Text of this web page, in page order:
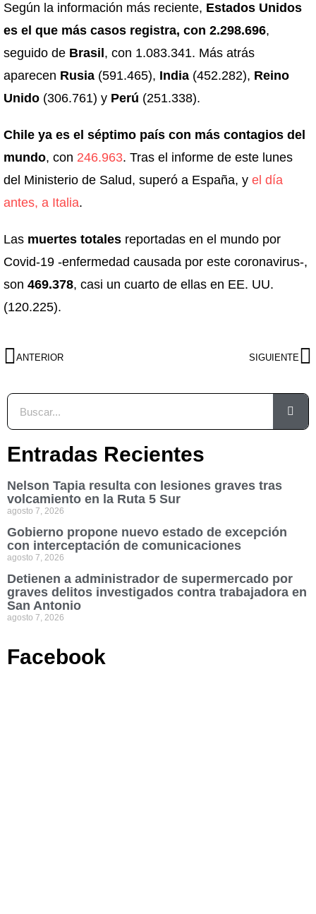
Según la información más reciente, Estados Unidos
es el que más casos registra, con 2.298.696,
seguido de Brasil , con 1.083.341. Más atrás
aparecen Rusia (591.465), India (452.282), Reino
Unido (306.761) y Perú (251.338).
Chile ya es el séptimo país con más contagios del
mundo, con 246.963. Tras el informe de este lunes
del Ministerio de Salud, superó a España, y el día
antes, a Italia.
Las muertes totales reportadas en el mundo por
Covid-19 -enfermedad causada por este coronavirus-,
son 469.378, casi un cuarto de ellas en EE. UU.
(120.225).
ANTERIOR SIGUIENTE
Entradas Recientes
Nelson Tapia resulta con lesiones graves tras
volcamiento en la Ruta 5 Sur
agosto 7, 2026
Gobierno propone nuevo estado de excepción
con interceptación de comunicaciones
agosto 7, 2026
Detienen a administrador de supermercado por
graves delitos investigados contra trabajadora en
San Antonio
agosto 7, 2026
Facebook